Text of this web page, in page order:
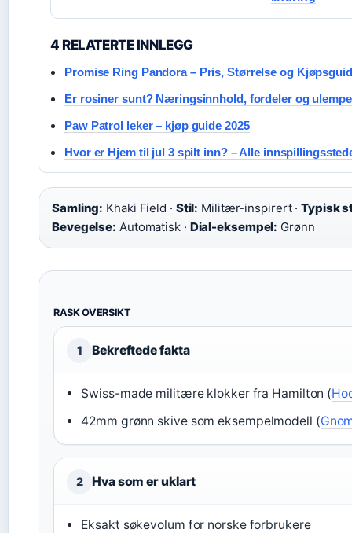
4 RELATERTE INNLEGG
Promise Ring Pandora – Pris, Størrelse og
Er rosiner sunt? Næringsinnhold, fordeler og
Paw Patrol leker – kjøp guide 2025
Hvor er Hjem til jul 3 spilt inn? – Alle
Samling: Khaki Field · Stil: Militær-inspirert ·Typisk
Bevegelse: Automatisk · Dial-eksempel: Grønn
RASK OVERSIKT
1 Bekreftede fakta
Swiss-made militære klokker fra Hamilton (
42mm grønn skive som eksempelmodell (
2 Hva som er uklart
Eksakt søkevolum for norske forbrukere